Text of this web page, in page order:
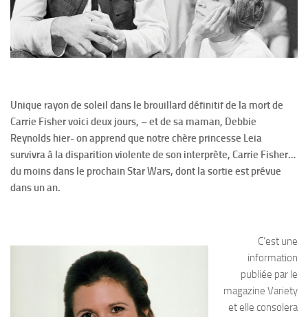
Unique rayon de soleil dans le brouillard définitif de la mort de
Carrie Fisher voici deux jours, – et de sa maman, Debbie
Reynolds hier- on apprend que notre chère princesse Leia
survivra à la disparition violente de son interprète, Carrie Fisher…
du moins dans le prochain Star Wars, dont la sortie est prévue
dans un an.
C’est une
information
publiée par le
magazine Variety
et elle consolera